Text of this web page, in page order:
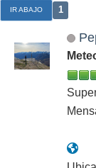
IR ABAJO 1